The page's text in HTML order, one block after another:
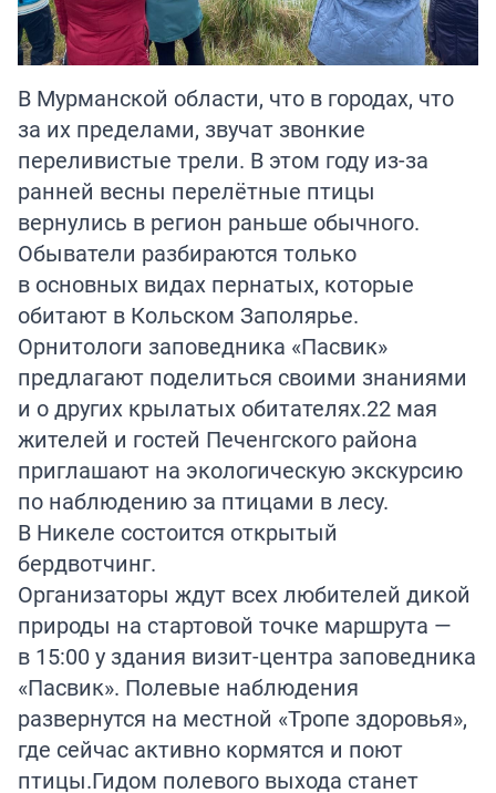
В Мурманской области, что в городах, что
за их пределами, звучат звонкие
переливистые трели. В этом году из-за
ранней весны перелётные птицы
вернулись в регион раньше обычного.
Обыватели разбираются только
в основных видах пернатых, которые
обитают в Кольском Заполярье.
Орнитологи заповедника «Пасвик»
предлагают поделиться своими знаниями
и о других крылатых обитателях.22 мая
жителей и гостей Печенгского района
приглашают на экологическую экскурсию
по наблюдению за птицами в лесу.
В Никеле состоится открытый
бердвотчинг.
Организаторы ждут всех любителей дикой
природы на стартовой точке маршрута —
в 15:00 у здания визит-центра заповедника
«Пасвик». Полевые наблюдения
развернутся на местной «Тропе здоровья»,
где сейчас активно кормятся и поют
птицы.Гидом полевого выхода станет